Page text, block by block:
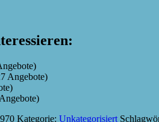
Angebote)
Kategorie: Unkategorisiert